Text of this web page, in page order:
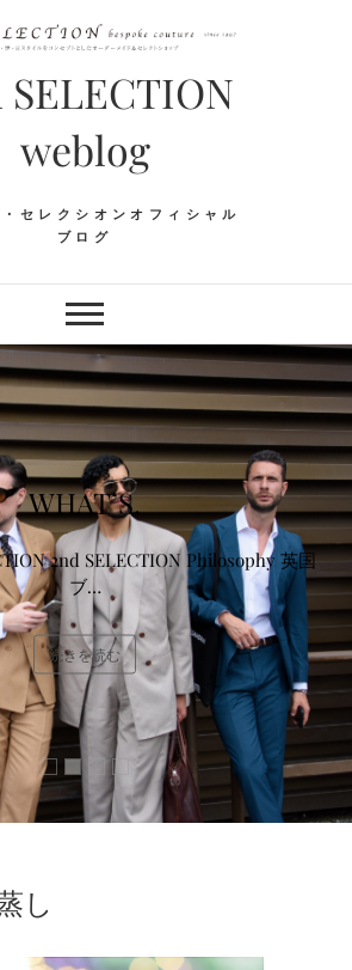
SELECTION
weblog
セレクシオンオフィシャル
ブログ
WHAT’S.
2nd SELECTION Philosophy 英国
ブ…
続きを読む
し